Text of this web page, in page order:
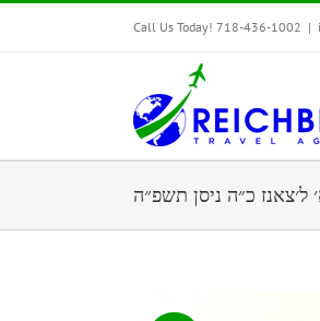
Call Us Today! 718-436-1002 |
ל׳צאנז כ״ה ניסן תשפ״ה